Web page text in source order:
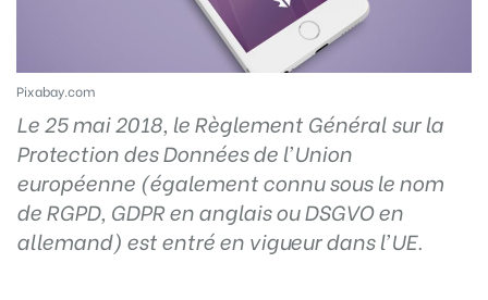
Pixabay.com
Le 25 mai 2018, le Règlement Général sur la
Protection des Données de l’Union
européenne (également connu sous le nom
de RGPD, GDPR en anglais ou DSGVO en
allemand) est entré en vigueur dans l’UE.